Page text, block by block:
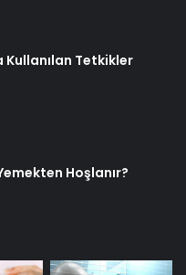
Kullanılan Tetkikler
Hoşlanır?